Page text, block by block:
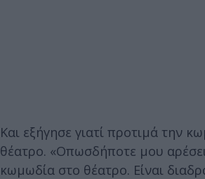
Και εξήγησε γιατί προτιμά την
θέατρο. «Οπωσδήποτε μου
κωμωδία στο θέατρο. Είναι